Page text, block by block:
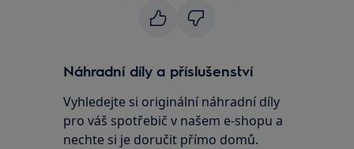
Náhradní díly a příslušenství
Vyhledejte si originální náhradní díly
pro váš spotřebič v našem e-shopu a
nechte si je doručit přímo domů.